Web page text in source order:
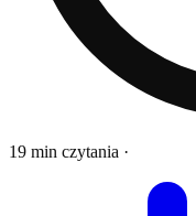
19 min czytania ·